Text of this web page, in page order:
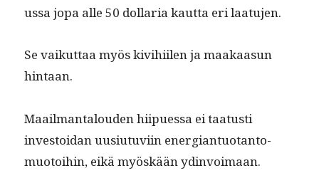
us­sa jopa alle 50 dol­lar­ia kaut­ta eri laatujen.
Se vaikut­taa myös kivi­hi­ilen ja maakaa­sun
hintaan.
Maail­man­talouden hiipues­sa ei taa­tusti
investoidan uusi­u­tu­vi­in ener­giantuotan­to­
muo­toi­hin, eikä myöskään ydinvoimaan.